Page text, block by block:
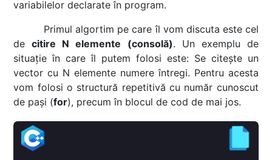
variabilelor declarate în program.
Primul algortim pe care îl vom discuta este cel
decitire N elemente (consolă). Un exemplu de
situație în care îl putem folosi este: Se citește un
vector cu N elemente numere întregi. Pentru acesta
vom folosi o structură repetitivă cu număr cunoscut
de pași (for), precum în blocul de cod de mai jos.